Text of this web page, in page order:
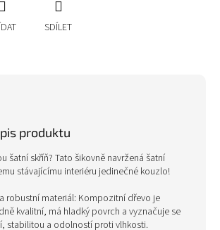
SDÍLET
produktu
šatní skříň? Tato šikovně navržená šatní
stávajícímu interiéru jedinečné kouzlo!
robustní materiál: Kompozitní dřevo je
kvalitní, má hladký povrch a vyznačuje se
stabilitou a odolností proti vlhkosti.